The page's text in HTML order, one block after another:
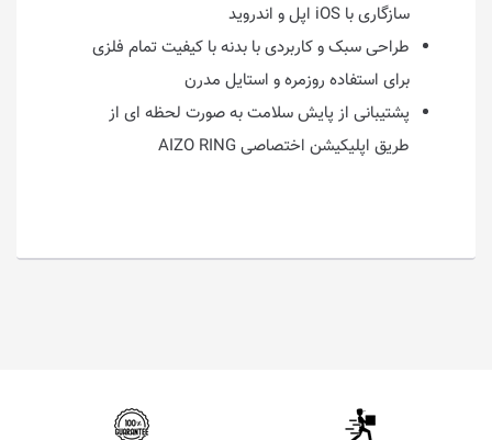
سازگاری با iOS اپل و اندروید
طراحی سبک و کاربردی با بدنه با کیفیت تمام فلزی
برای استفاده روزمره و استایل مدرن
پشتیبانی از پایش سلامت به صورت لحظه ای از
طریق اپلیکیشن اختصاصی AIZO RING